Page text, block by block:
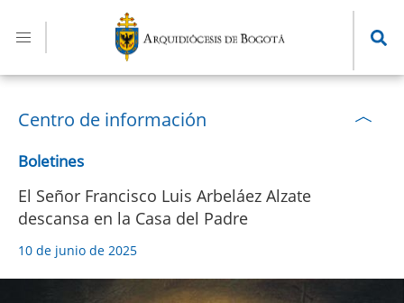
contenido
principal
Centro de información
Boletines
El Señor Francisco Luis Arbeláez Alzate
descansa en la Casa del Padre
10 de junio de 2025